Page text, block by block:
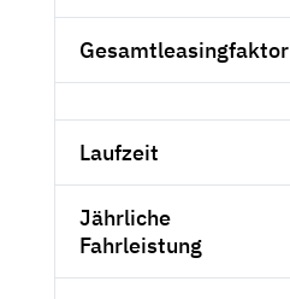
Gesamtleasingfaktor
Laufzeit
Jährliche
Fahrleistung